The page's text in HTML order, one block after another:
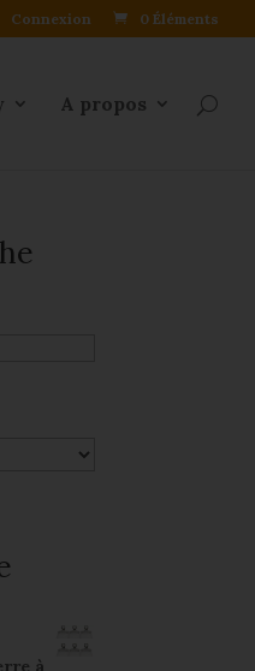
Connexion 0 Éléments
A propos
à